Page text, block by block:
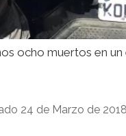
ocho muertos en
24 de Marzo de